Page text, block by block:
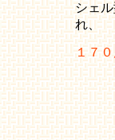
シェ
れ、
１７